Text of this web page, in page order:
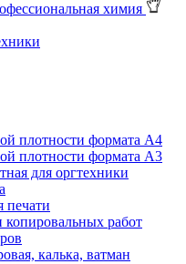
химия
плотности формата А4
плотности формата А3
для оргтехники
печати
работ
калька, ватман